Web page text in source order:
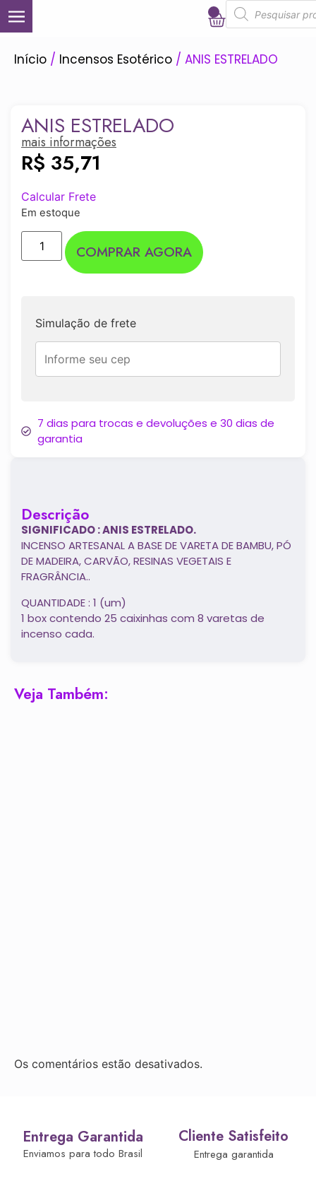
Início / Incensos Esotérico / ANIS ESTRELADO
Descrição
SIGNIFICADO : ANIS ESTRELADO.
INCENSO ARTESANAL A BASE DE VARETA DE BAMBU, PÓ
DE MADEIRA, CARVÃO, RESINAS VEGETAIS E
FRAGRÂNCIA..
QUANTIDADE : 1 (um)
1 box contendo 25 caixinhas com 8 varetas de
incenso cada.
ANIS ESTRELADO
mais informações
R$ 35,71
Calcular Frete
Em estoque
COMPRAR AGORA
Simulação de frete
7 dias para trocas e devoluções e 30 dias de
garantia
Veja Também:
Os comentários estão desativados.
Entrega Garantida
Enviamos para todo Brasil
Cliente Satisfeito
Entrega garantida